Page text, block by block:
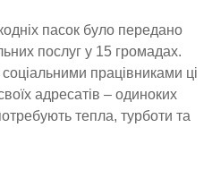
пасок було передано
послуг у 15 громадах.
працівниками ці
адресатів – одиноких
тепла, турботи та